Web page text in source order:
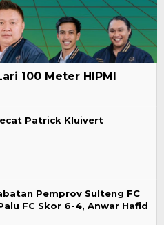
100 Meter HIPMI
Patrick Kluivert
Pemprov Sulteng FC
FC Skor 6-4, Anwar Hafid